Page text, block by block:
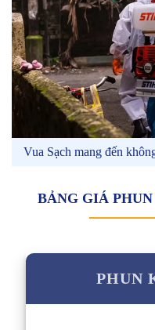
Vua Sạch mang đến
BẢNG GIÁ
PHUN